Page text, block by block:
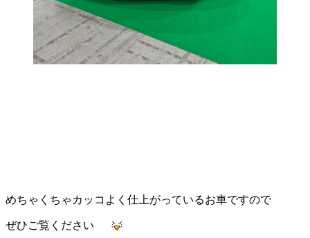
めちゃくちゃカッコよく仕上がっているお車ですので
ぜひご覧ください